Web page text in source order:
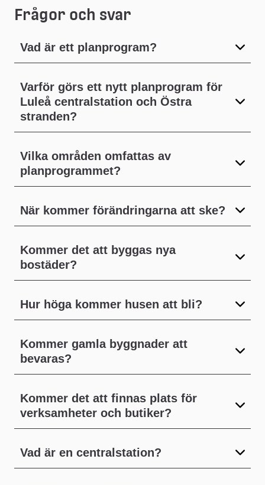
dokument
dokument
Frågor och svar
Vad är ett planprogram?
Varför görs ett nytt planprogram för
Luleå centralstation och Östra
stranden?
Vilka områden omfattas av
planprogrammet?
När kommer förändringarna att ske?
Kommer det att byggas nya
bostäder?
Hur höga kommer husen att bli?
Kommer gamla byggnader att
bevaras?
Kommer det att finnas plats för
verksamheter och butiker?
Vad är en centralstation?